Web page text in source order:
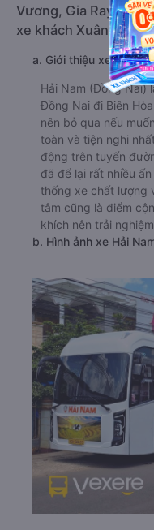
Vương, Gia Ray,
xe khách Xuân Lộc)
a. Giới thiệu xe Hải
Hải Nam (Đồng Nai)
Đồng Nai đi Biên
nên bỏ qua nếu
toàn và tiện nghi
động trên tuyến
đã để lại rất nhiều
thống xe chất lượng
tâm cũng là điểm
khích nên trải
b. Hình ảnh xe Hải